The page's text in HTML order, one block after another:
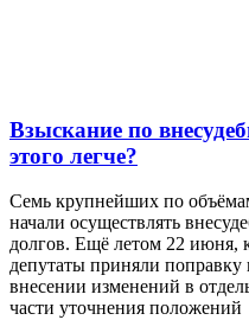
Взыскание по
этого легче?
Семь крупнейших по
начали осуществлять
долгов. Ещё летом 22 июня,
депутаты приняли
внесении изменений в
части уточнения положений